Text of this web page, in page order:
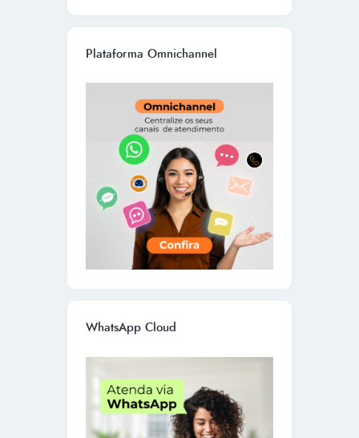
Plataforma Omnichannel
WhatsApp Cloud